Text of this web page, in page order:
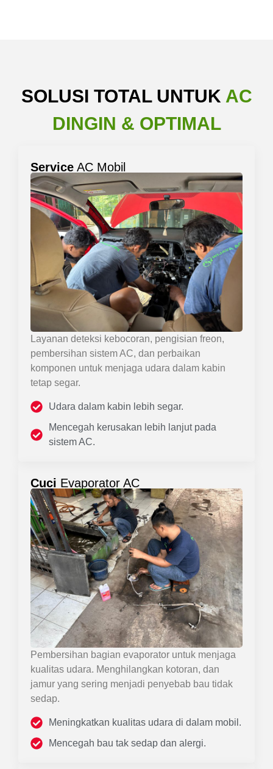
SOLUSI TOTAL UNTUK AC
DINGIN & OPTIMAL
Service AC Mobil
Layanan deteksi kebocoran, pengisian freon,
pembersihan sistem AC, dan perbaikan
komponen untuk menjaga udara dalam kabin
tetap segar.
Udara dalam kabin lebih segar.
Mencegah kerusakan lebih lanjut pada
sistem AC.
Cuci Evaporator AC
Pembersihan bagian evaporator untuk menjaga
kualitas udara. Menghilangkan kotoran, dan
jamur yang sering menjadi penyebab bau tidak
sedap.
Meningkatkan kualitas udara di dalam mobil.
Mencegah bau tak sedap dan alergi.